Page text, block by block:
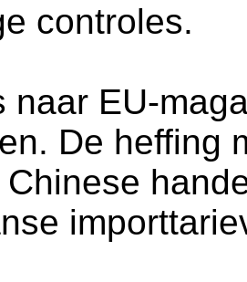
controles.
naar EU-
De heffing